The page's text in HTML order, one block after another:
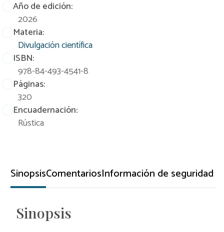
Año de edición:
2026
Materia:
Divulgación científica
ISBN:
978-84-493-4541-8
Páginas:
320
Encuadernación:
Rústica
SinopsisComentariosInformación de seguridad
Sinopsis